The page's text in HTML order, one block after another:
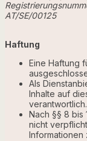
AT/SE/00125
Haftung
Eine Haftung
Als
Inhalte auf
verantwortlich.
Nach §§ 8 bis
nicht
Informationen